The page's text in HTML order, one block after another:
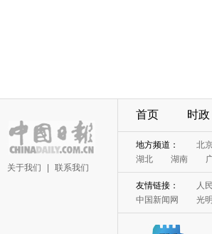
关于我们 联系我们
首页 时政